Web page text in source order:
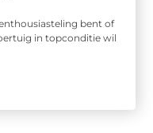
bent of
in topconditie wil